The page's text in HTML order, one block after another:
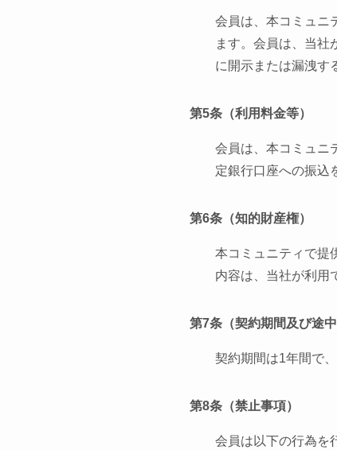
会員は、本コミュニ
ます。会員は、当社
に開示または漏洩す
第5条（利用料金等）
会員は、本コミュニ
定銀行口座への振込
第6条（知的財産権）
本コミュニティで提
内容は、当社が利用
第7条（契約期間及び途中
契約期間は1年間で
第8条（禁止事項）
会員は以下の行為を